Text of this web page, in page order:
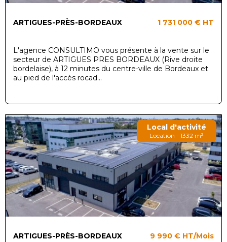
ARTIGUES-PRÈS-BORDEAUX 1 731 000 € HT
L'agence CONSULTIMO vous présente à la vente sur le
secteur de ARTIGUES PRES BORDEAUX (Rive droite
bordelaise), à 12 minutes du centre-ville de Bordeaux et
au pied de l'accès rocad...
Local d'activité
Location - 1332 m²
ARTIGUES-PRÈS-BORDEAUX 9 990 € HT/Mois